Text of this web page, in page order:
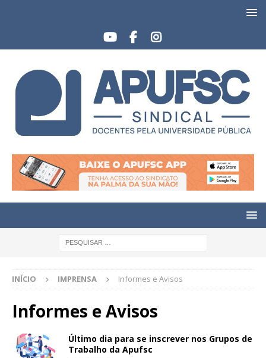
INÍCIO IMPRENSA Informes e Avisos
Informes e Avisos
Último dia para se inscrever nos Grupos de
Trabalho da Apufsc